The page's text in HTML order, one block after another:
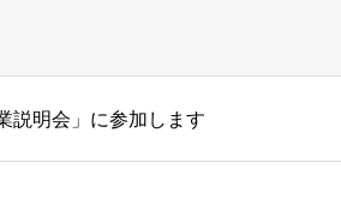
説明会」に参加します